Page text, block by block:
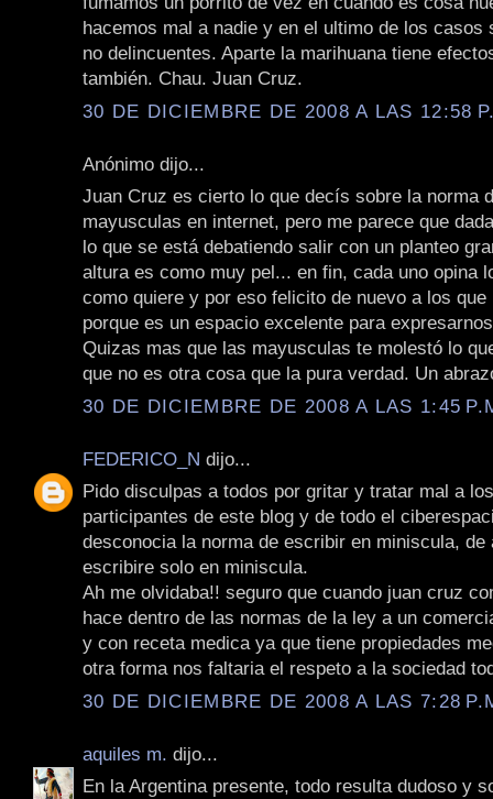
hacemos mal a nadie y en el ultimo de los casos
no delincuentes. Aparte la marihuana tiene
también. Chau. Juan Cruz.
30 DE DICIEMBRE DE 2008 A LAS 12:58
Anónimo dijo...
Juan Cruz es cierto lo que decís sobre la norma
mayusculas en internet, pero me parece que
lo que se está debatiendo salir con un planteo
altura es como muy pel... en fin, cada uno opina
como quiere y por eso felicito de nuevo a los que
porque es un espacio excelente para
Quizas mas que las mayusculas te molestó lo
que no es otra cosa que la pura verdad. Un
30 DE DICIEMBRE DE 2008 A LAS 1:45
FEDERICO_N dijo...
Pido disculpas a todos por gritar y tratar mal a
participantes de este blog y de todo el
desconocia la norma de escribir en miniscula, de
escribire solo en miniscula.
Ah me olvidaba!! seguro que cuando juan cruz
hace dentro de las normas de la ley a un
y con receta medica ya que tiene propiedades
otra forma nos faltaria el respeto a la sociedad
30 DE DICIEMBRE DE 2008 A LAS 7:28
aquiles m. dijo...
En la Argentina presente, todo resulta dudoso y